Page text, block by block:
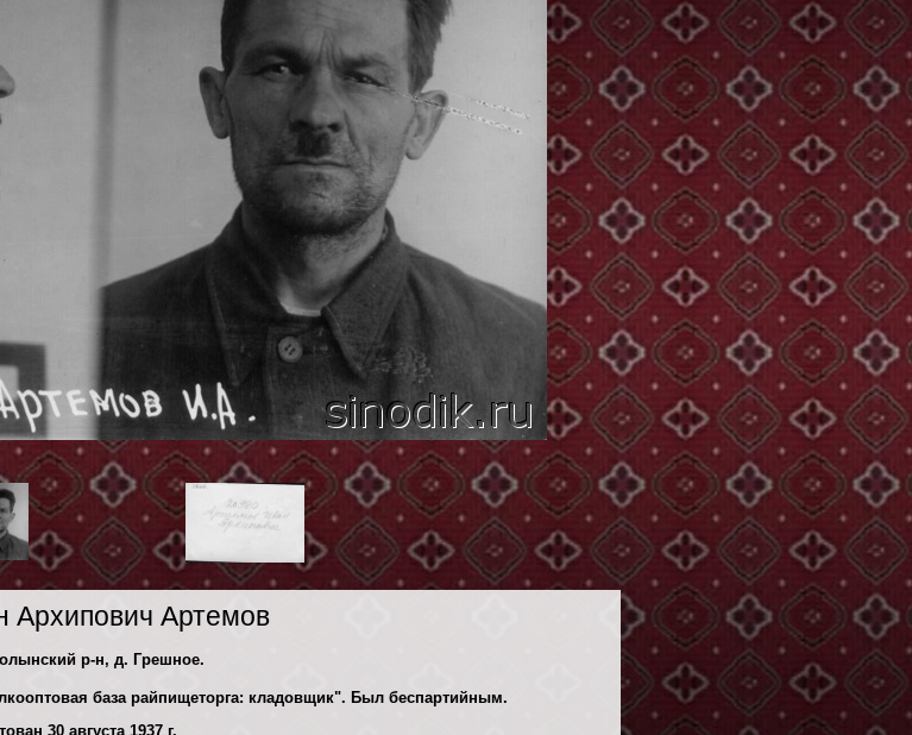
Архипович Артемов
р-н, д. Грешное.
база райпищеторга: кладовщик". Был беспартийным.
30 августа 1937 г.